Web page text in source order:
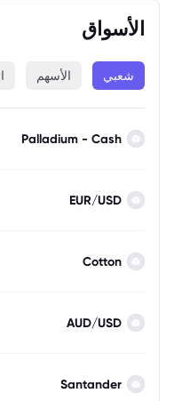
الأسواق
شعبي الأسهم
Palladium - Cash
EUR/USD
Cotton
AUD/USD
Santander